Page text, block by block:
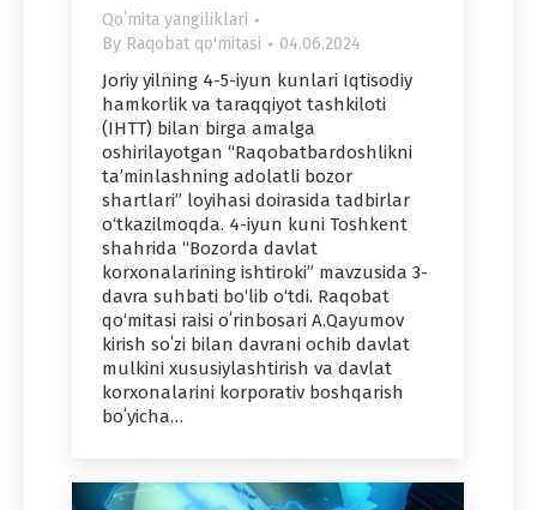
Qoʻmita yangiliklari
By Raqobat qo'mitasi 04.06.2024
Joriy yilning 4-5-iyun kunlari Iqtisodiy
hamkorlik va taraqqiyot tashkiloti
(IHTT) bilan birga amalga
oshirilayotgan “Raqobatbardoshlikni
ta’minlashning adolatli bozor
shartlari” loyihasi doirasida tadbirlar
o‘tkazilmoqda. 4-iyun kuni Toshkent
shahrida “Bozorda davlat
korxonalarining ishtiroki” mavzusida 3-
davra suhbati bo‘lib o‘tdi. Raqobat
qo‘mitasi raisi oʻrinbosari A.Qayumov
kirish soʻzi bilan davrani ochib davlat
mulkini xususiylashtirish va davlat
korxonalarini korporativ boshqarish
boʻyicha…